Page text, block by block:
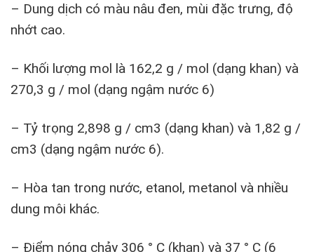
– Dung dịch có màu nâu đen, mùi đặc trưng, ​​độ
nhớt cao.
– Khối lượng mol là 162,2 g / mol (dạng khan) và
270,3 g / mol (dạng ngậm nước 6)
– Tỷ trọng 2,898 g / cm3 (dạng khan) và 1,82 g /
cm3 (dạng ngậm nước 6).
– Hòa tan trong nước, etanol, metanol và nhiều
dung môi khác.
– Điểm nóng chảy 306 ° C (khan) và 37 ° C (6